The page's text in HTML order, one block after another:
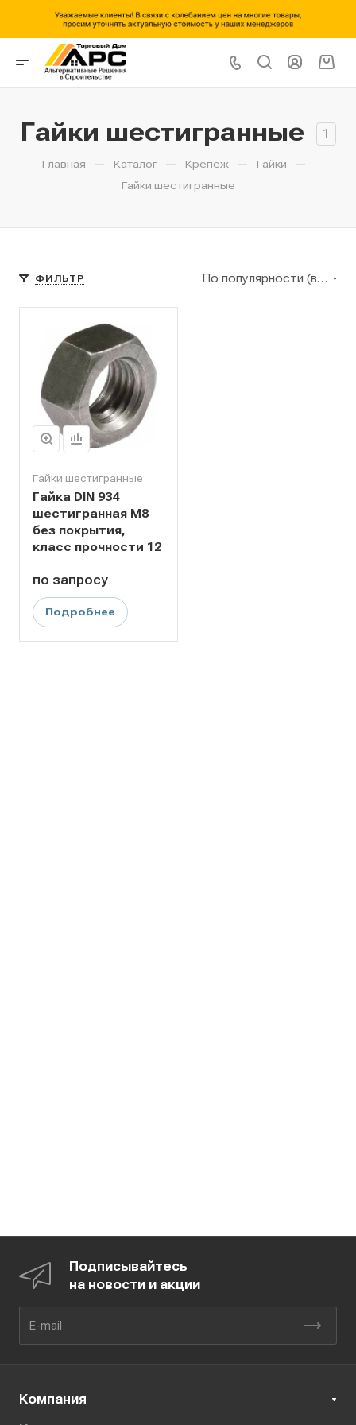
Гайки шестигранные 1
Главная — Каталог — Крепеж — Гайки —
Гайки шестигранные
ФИЛЬТР По популярности (возрастание)
Гайки шестигранные
Гайка DIN 934
шестигранная M8
без покрытия,
класс прочности 12
по запросу
Подробнее
Подписывайтесь
на новости и акции
Компания